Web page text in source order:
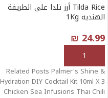
Tilda Rice أرز تلدا على الطريقة
الهندية 1Kg
₪ 24.99
إضافة إلى السلة
Related Posts Palmer's Shine &
Hydration DIY Cocktail Kit 10ml X 3
Chicken Sea Infusions Thai Chili